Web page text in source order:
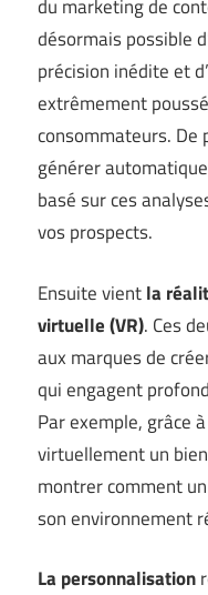
du marketing de
désormais possible
précision inédite et
extrêmement
consommateurs. De
générer
basé sur ces
vos prospects.
Ensuite vientla
virtuelle (VR). Ces
aux marques de
qui engagent
Par exemple, grâce
virtuellement un
montrer comment
son environnement
La personnalisation